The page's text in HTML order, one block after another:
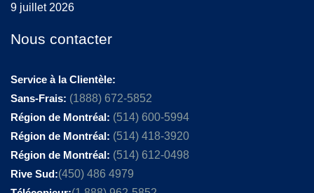
9 juillet 2026
Nous contacter
Service à la Clientèle:
Sans-Frais: (1888) 672-5852
Région de Montréal: (514) 600-5994
Région de Montréal: (514) 418-3920
Région de Montréal: (514) 612-0498
Rive Sud:(450) 486 4979